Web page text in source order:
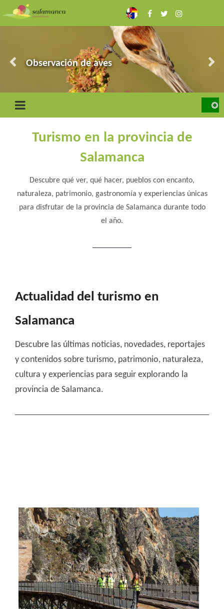
Pasar
al
Las Arribes
Ciudad Rodrigo y la Frontera
Observación de aves
Sierra de Francia
Toro bravo y dehesa
Turismo en la provincia de
Salamanca
Descubre qué ver, qué hacer, pueblos con encanto,
naturaleza, patrimonio, gastronomía y experiencias únicas
para disfrutar de la provincia de Salamanca durante todo
el año.
Actualidad del turismo en
Salamanca
Descubre las últimas noticias, novedades, reportajes
y contenidos sobre turismo, patrimonio, naturaleza,
cultura y experiencias para seguir explorando la
provincia de Salamanca.